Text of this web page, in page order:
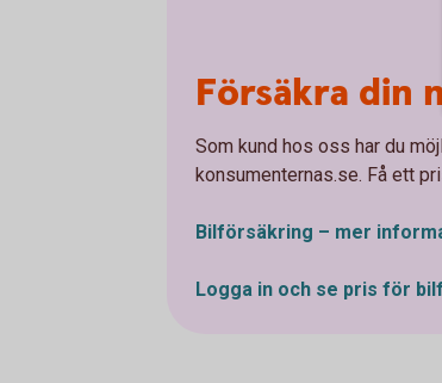
Försäkra din
Som kund hos oss har du
konsumenternas.se. Få ett
Bilförsäkring – mer
Logga in och se pris för